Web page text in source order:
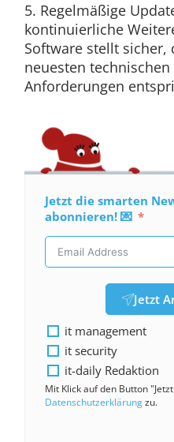
5. Regelmäßige
kontinuierliche
Software stellt sicher,
neuesten
Anforderungen
Jetzt die smarten
abonnieren! 💌
Jetzt
it management
it security
it-daily Redaktion
Mit Klick auf den Button
Datenschutzerklärungzu.